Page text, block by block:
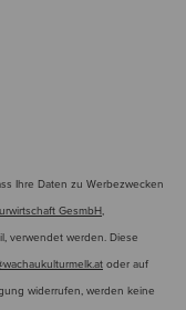
Ihre Daten zu Werbezwecken
GesmbH,
verwendet werden. Diese
oder auf
widerrufen, werden keine